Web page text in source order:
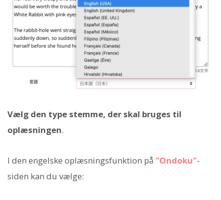
Vælg den type stemme, der skal bruges til
oplæsningen.
I den engelske oplæsningsfunktion på "Ondoku"-
siden kan du vælge: